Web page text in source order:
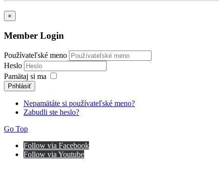
×
Member Login
Používateľské meno
Heslo
Pamätaj si ma
Prihlásiť
Nepamätáte si používateľské meno?
Zabudli ste heslo?
Go Top
Follow via Facebook
Follow via Youtube